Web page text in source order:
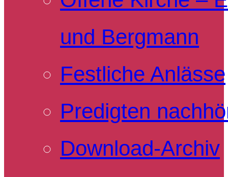
und Bergmann
Festliche Anlässe
Predigten
Download-Archiv